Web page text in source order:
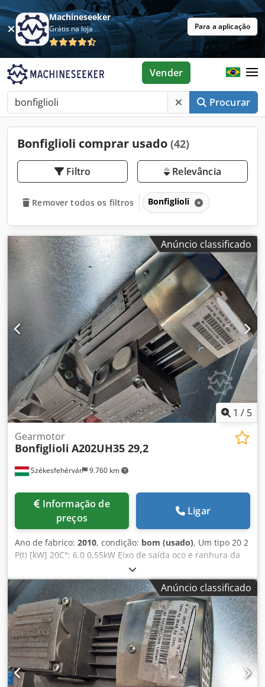
Machineseeker
Grátis na loja Para a aplicação
Procurar
Vender
Bonfiglioli comprar usado (42)
Filtro Relevância
Remover todos os filtros Bonfiglioli
Anúncio classificado
1 / 5
Székesfehérvár 9.760 km
Gearmotor
Bonfiglioli A202UH35 29,2
preços
Ligar
Ano de fabrico: 2010, condição: bom (usado), Um tipo 20 2
P(t) [kW] 20C°: 6.0 0,55kW Eixo de saída oco e ranhura da
chaveta Unidades de engrenagens cónicas helicoidais
Relação de engrenagem 29.2 Dodpfx Agsh I D I Degsck
Posição de montagem VB
Anúncio classificado